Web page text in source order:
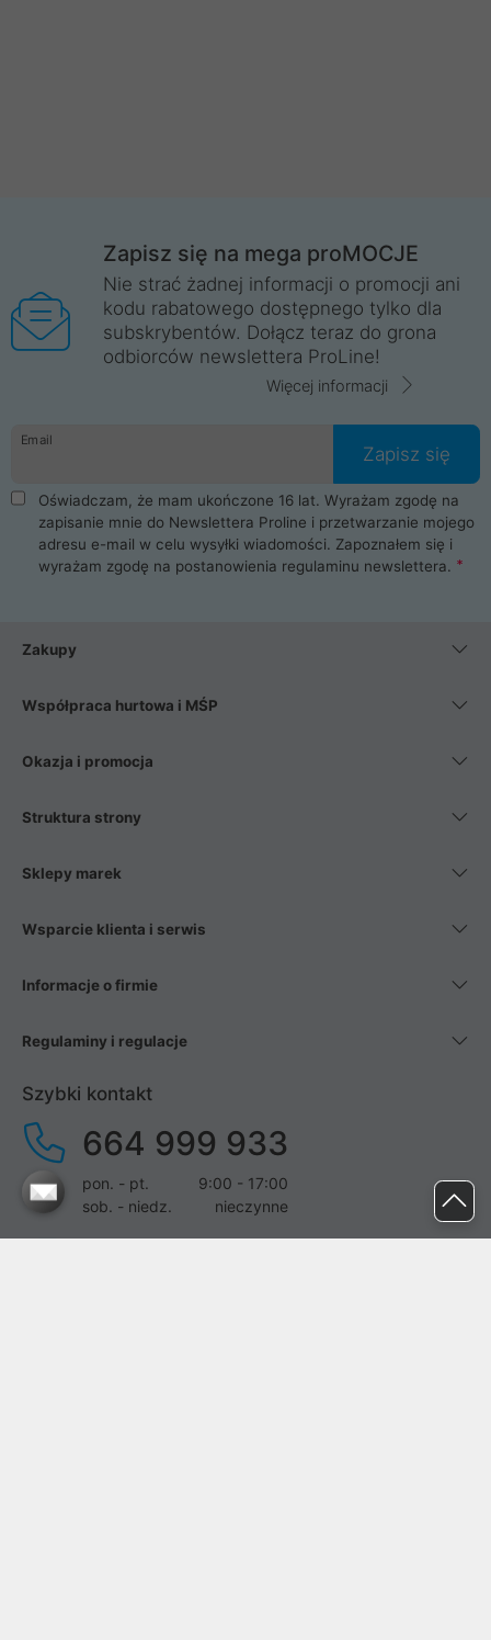
Zapisz się na mega proMOCJE
Nie strać żadnej informacji o promocji ani
kodu rabatowego dostępnego tylko dla
subskrybentów. Dołącz teraz do grona
odbiorców newslettera ProLine!
Więcej informacji
Email
Zapisz się
Oświadczam, że mam ukończone 16 lat. Wyrażam zgodę na
zapisanie mnie do Newslettera Proline i przetwarzanie mojego
adresu e-mail w celu wysyłki wiadomości. Zapoznałem się i
wyrażam zgodę na postanowienia regulaminu newslettera.
Zakupy
Współpraca hurtowa i MŚP
Okazja i promocja
Struktura strony
Sklepy marek
Wsparcie klienta i serwis
Informacje o firmie
Regulaminy i regulacje
Szybki kontakt
664 999 933
pon. - pt.
9:00 - 17:00
sob. - niedz.
nieczynne